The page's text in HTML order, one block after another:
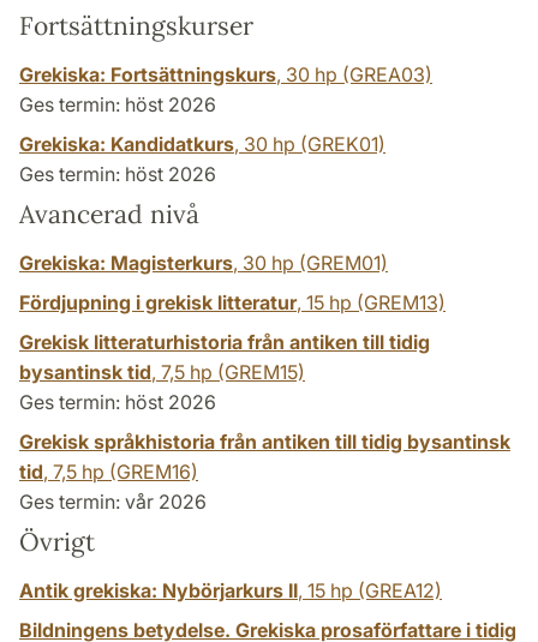
Fortsättningskurser
Grekiska: Fortsättningskurs, 30 hp (GREA03)
Ges termin: höst 2026
Grekiska: Kandidatkurs, 30 hp (GREK01)
Ges termin: höst 2026
Avancerad nivå
Grekiska: Magisterkurs, 30 hp (GREM01)
Fördjupning i grekisk litteratur, 15 hp (GREM13)
Grekisk litteraturhistoria från antiken till tidig
bysantinsk tid, 7,5 hp (GREM15)
Ges termin: höst 2026
Grekisk språkhistoria från antiken till tidig bysantinsk
tid, 7,5 hp (GREM16)
Ges termin: vår 2026
Övrigt
Antik grekiska: Nybörjarkurs II, 15 hp (GREA12)
Bildningens betydelse. Grekiska prosaförfattare i tidig